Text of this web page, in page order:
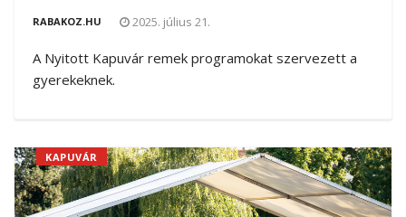
RABAKOZ.HU 2025. július 21.
A Nyitott Kapuvár remek programokat szervezett a
gyerekeknek.
KAPUVÁR